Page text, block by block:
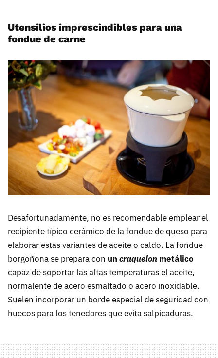
Utensilios imprescindibles para una
fondue de carne
Desafortunadamente, no es recomendable emplear el
recipiente típico cerámico de la fondue de queso para
elaborar estas variantes de aceite o caldo. La fondue
borgoñona se prepara con un craquelon metálico
capaz de soportar las altas temperaturas el aceite,
normalente de acero esmaltado o acero inoxidable.
Suelen incorporar un borde especial de seguridad con
huecos para los tenedores que evita salpicaduras.